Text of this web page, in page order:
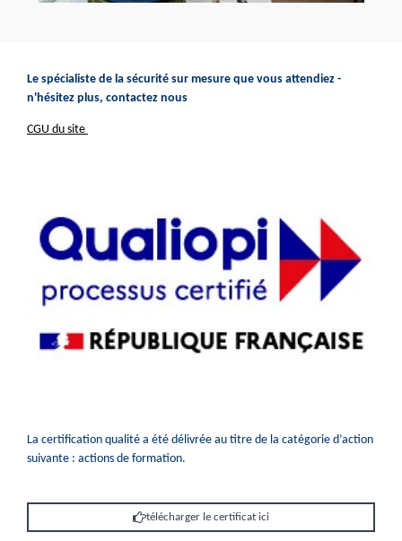
Le spécialiste de la sécurité sur mesure que vous attendiez -
n'hésitez plus, contactez nous
CGU du site
La certification qualité a été délivrée au titre de la catégorie d’action
suivante : actions de formation.
télécharger le certificat ici